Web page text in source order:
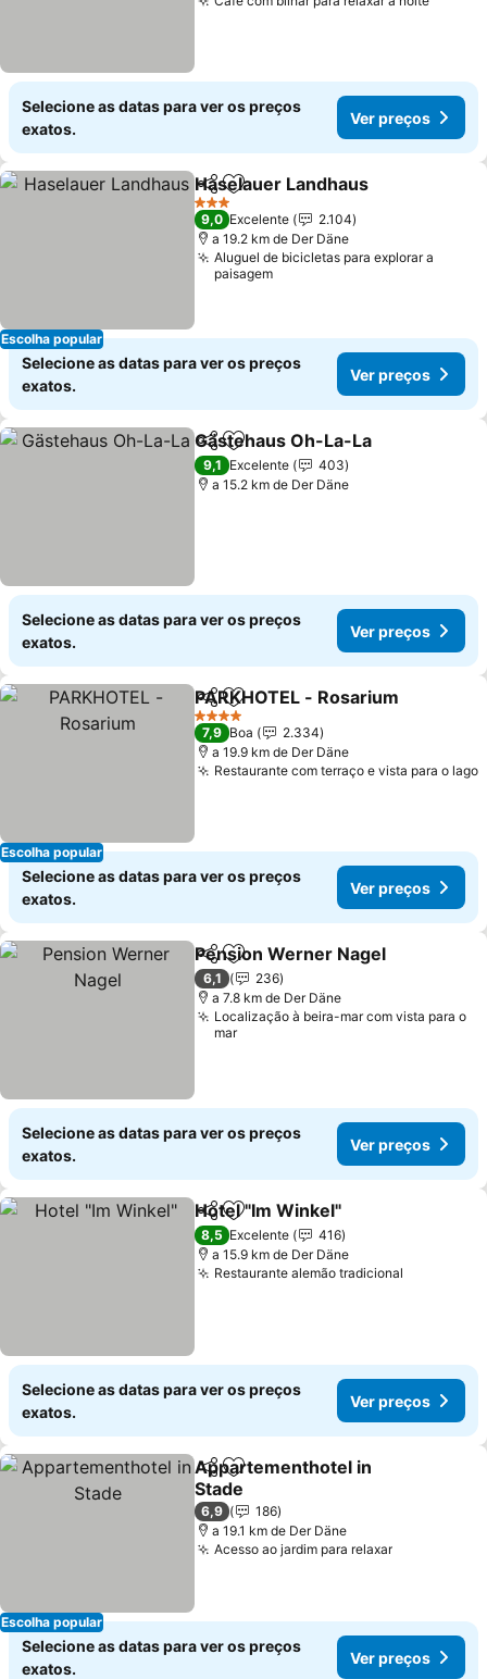
Selecione as datas para ver os preços
exatos.
Ver preços
Escolha popular
PartilharAdicionar aos favoritos
Haselauer Landhaus
3 Estrelas
9,0 Excelente
2.104
a 19.2 km de Der Däne
Aluguel de bicicletas para explorar a
paisagem
Selecione as datas para ver os preços
exatos.
Ver preços
PartilharAdicionar aos favoritos
Gästehaus Oh-La-La
9,1 Excelente
403
a 15.2 km de Der Däne
Selecione as datas para ver os preços
exatos.
Ver preços
Escolha popular
PartilharAdicionar aos favoritos
PARKHOTEL - Rosarium
4 Estrelas
7,9 Boa
2.334
a 19.9 km de Der Däne
Restaurante com terraço e vista para o lago
Selecione as datas para ver os preços
exatos.
Ver preços
PartilharAdicionar aos favoritos
Pension Werner Nagel
6,1
236
a 7.8 km de Der Däne
Localização à beira-mar com vista para o
mar
Selecione as datas para ver os preços
exatos.
Ver preços
PartilharAdicionar aos favoritos
Hotel "Im Winkel"
8,5 Excelente
416
a 15.9 km de Der Däne
Restaurante alemão tradicional
Selecione as datas para ver os preços
exatos.
Ver preços
Escolha popular
PartilharAdicionar aos favoritos
Appartementhotel in
Stade
6,9
186
a 19.1 km de Der Däne
Acesso ao jardim para relaxar
Selecione as datas para ver os preços
exatos.
Ver preços